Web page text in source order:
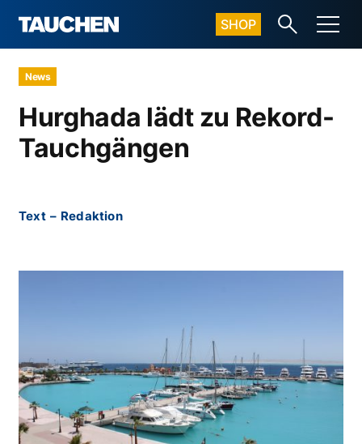
SHOP
News
Hurghada lädt zu Rekord-
Tauchgängen
Text – Redaktion